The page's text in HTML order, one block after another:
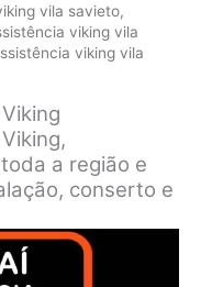
vila savieto,
viking vila
viking vila
a região e
conserto e